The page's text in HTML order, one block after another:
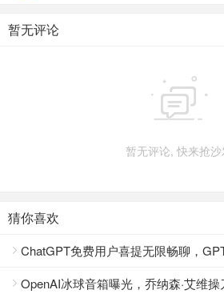
暂无评论

暂无评论, 快来抢沙
猜你喜欢
 ChatGPT免费用户喜提无限畅聊，
费版更聪明更靠谱
 OpenAI冰球音箱曝光，乔纳森·艾维